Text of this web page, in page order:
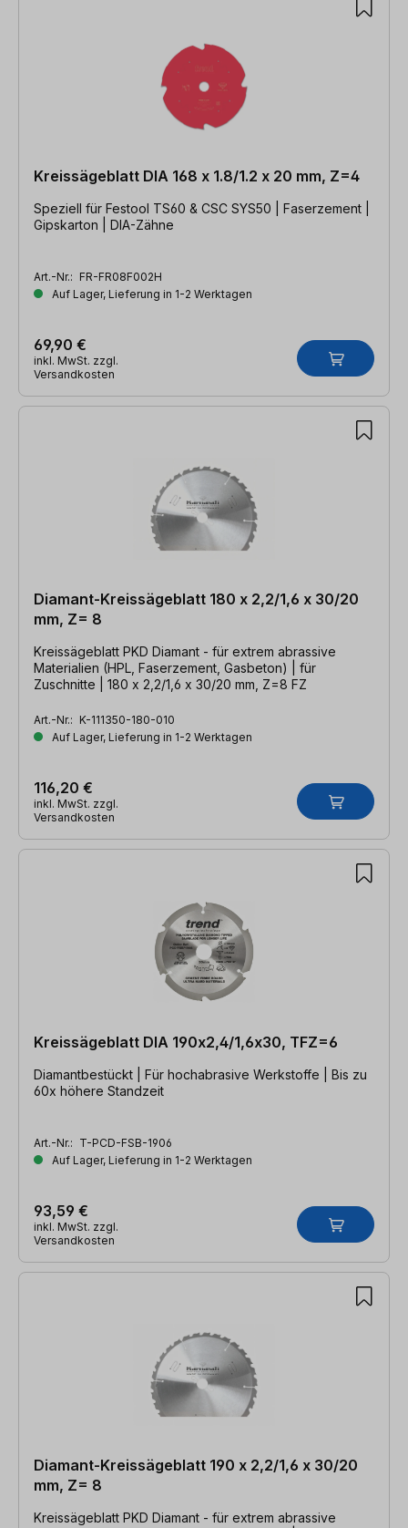
Kreissägeblatt DIA 168 x 1.8/1.2 x 20 mm, Z=4
Speziell für Festool TS60 & CSC SYS50 | Faserzement |
Gipskarton | DIA-Zähne
Art.-Nr.: FR-FR08F002H
Auf Lager, Lieferung in 1-2 Werktagen
69,90 €
inkl. MwSt. zzgl.
Versandkosten
Diamant-Kreissägeblatt 180 x 2,2/1,6 x 30/20
mm, Z= 8
Kreissägeblatt PKD Diamant - für extrem abrassive
Materialien (HPL, Faserzement, Gasbeton) | für
Zuschnitte | 180 x 2,2/1,6 x 30/20 mm, Z=8 FZ
Art.-Nr.: K-111350-180-010
Auf Lager, Lieferung in 1-2 Werktagen
116,20 €
inkl. MwSt. zzgl.
Versandkosten
Kreissägeblatt DIA 190x2,4/1,6x30, TFZ=6
Diamantbestückt | Für hochabrasive Werkstoffe | Bis zu
60x höhere Standzeit
Art.-Nr.: T-PCD-FSB-1906
Auf Lager, Lieferung in 1-2 Werktagen
93,59 €
inkl. MwSt. zzgl.
Versandkosten
Diamant-Kreissägeblatt 190 x 2,2/1,6 x 30/20
mm, Z= 8
Kreissägeblatt PKD Diamant - für extrem abrassive